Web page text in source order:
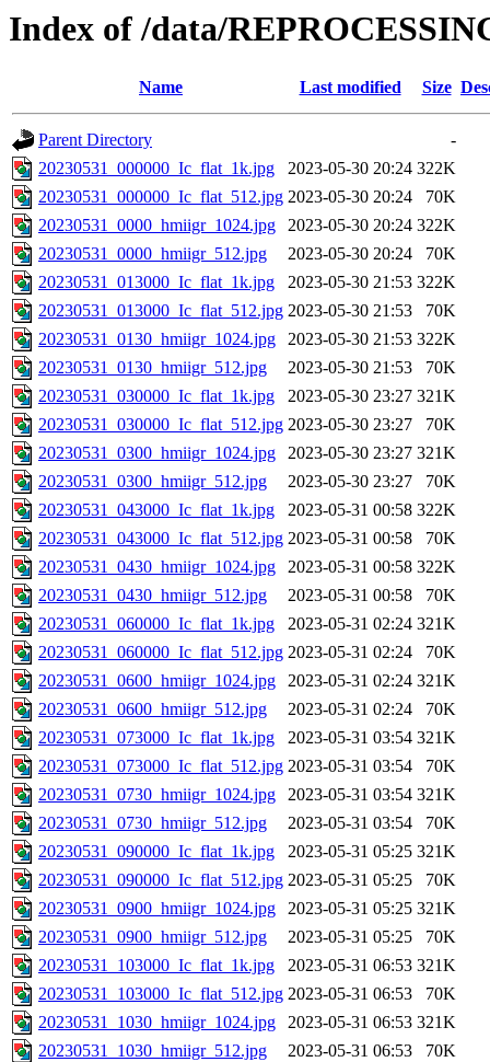
Index of /data/
Name Last modified Size
Parent Directory
-
20230531_000000_Ic_flat_1k.jpg
2023-05-30 20:24 322K
20230531_000000_Ic_flat_512.jpg 2023-05-30 20:24
70K
20230531_0000_hmiigr_1024.jpg
2023-05-30 20:24 322K
20230531_0000_hmiigr_512.jpg
2023-05-30 20:24
70K
20230531_013000_Ic_flat_1k.jpg
2023-05-30 21:53 322K
20230531_013000_Ic_flat_512.jpg 2023-05-30 21:53
70K
20230531_0130_hmiigr_1024.jpg
2023-05-30 21:53 322K
20230531_0130_hmiigr_512.jpg
2023-05-30 21:53
70K
20230531_030000_Ic_flat_1k.jpg
2023-05-30 23:27 321K
20230531_030000_Ic_flat_512.jpg 2023-05-30 23:27
70K
20230531_0300_hmiigr_1024.jpg
2023-05-30 23:27 321K
20230531_0300_hmiigr_512.jpg
2023-05-30 23:27
70K
20230531_043000_Ic_flat_1k.jpg
2023-05-31 00:58 322K
20230531_043000_Ic_flat_512.jpg 2023-05-31 00:58
70K
20230531_0430_hmiigr_1024.jpg
2023-05-31 00:58 322K
20230531_0430_hmiigr_512.jpg
2023-05-31 00:58
70K
20230531_060000_Ic_flat_1k.jpg
2023-05-31 02:24 321K
20230531_060000_Ic_flat_512.jpg 2023-05-31 02:24
70K
20230531_0600_hmiigr_1024.jpg
2023-05-31 02:24 321K
20230531_0600_hmiigr_512.jpg
2023-05-31 02:24
70K
20230531_073000_Ic_flat_1k.jpg
2023-05-31 03:54 321K
20230531_073000_Ic_flat_512.jpg 2023-05-31 03:54
70K
20230531_0730_hmiigr_1024.jpg
2023-05-31 03:54 321K
20230531_0730_hmiigr_512.jpg
2023-05-31 03:54
70K
20230531_090000_Ic_flat_1k.jpg
2023-05-31 05:25 321K
20230531_090000_Ic_flat_512.jpg 2023-05-31 05:25
70K
20230531_0900_hmiigr_1024.jpg
2023-05-31 05:25 321K
20230531_0900_hmiigr_512.jpg
2023-05-31 05:25
70K
20230531_103000_Ic_flat_1k.jpg
2023-05-31 06:53 321K
20230531_103000_Ic_flat_512.jpg 2023-05-31 06:53
70K
20230531_1030_hmiigr_1024.jpg
2023-05-31 06:53 321K
20230531_1030_hmiigr_512.jpg
2023-05-31 06:53
70K